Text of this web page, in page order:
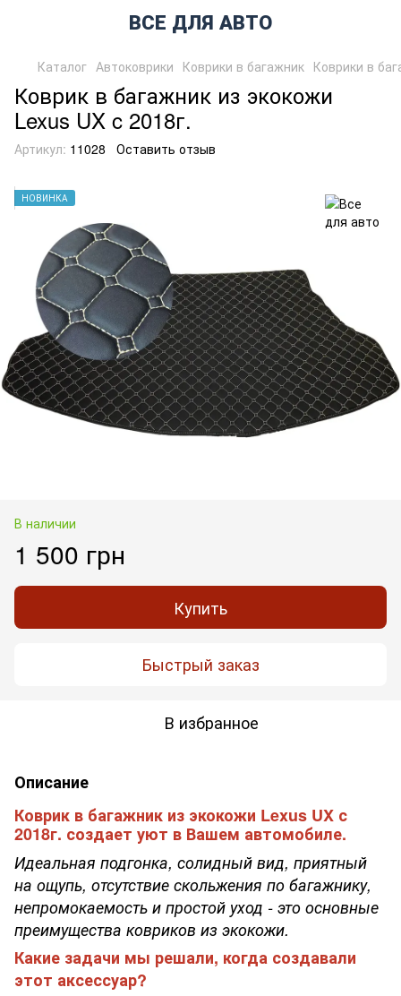
ВСЕ ДЛЯ АВТО
Каталог Автоковрики Коврики в багажник Коврики в
Коврик в багажник из экокожи
Lexus UX c 2018г.
Артикул: 11028 Оставить отзыв
НОВИНКА
В наличии
1 500 грн
Купить
Быстрый заказ
В избранное
Описание
Коврик в багажник из экокожи Lexus UX с
2018г. создает уют в Вашем автомобиле.
Идеальная подгонка, солидный вид, приятный
на ощупь, отсутствие скольжения по багажнику,
непромокаемость и простой уход - это основные
преимущества ковриков из экокожи.
Какие задачи мы решали, когда создавали
этот аксессуар?